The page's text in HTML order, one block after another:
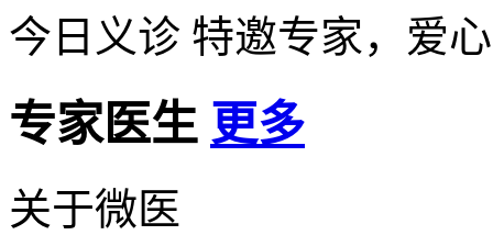
今日义诊 特邀专家，爱
专家医生 更多
关于微医